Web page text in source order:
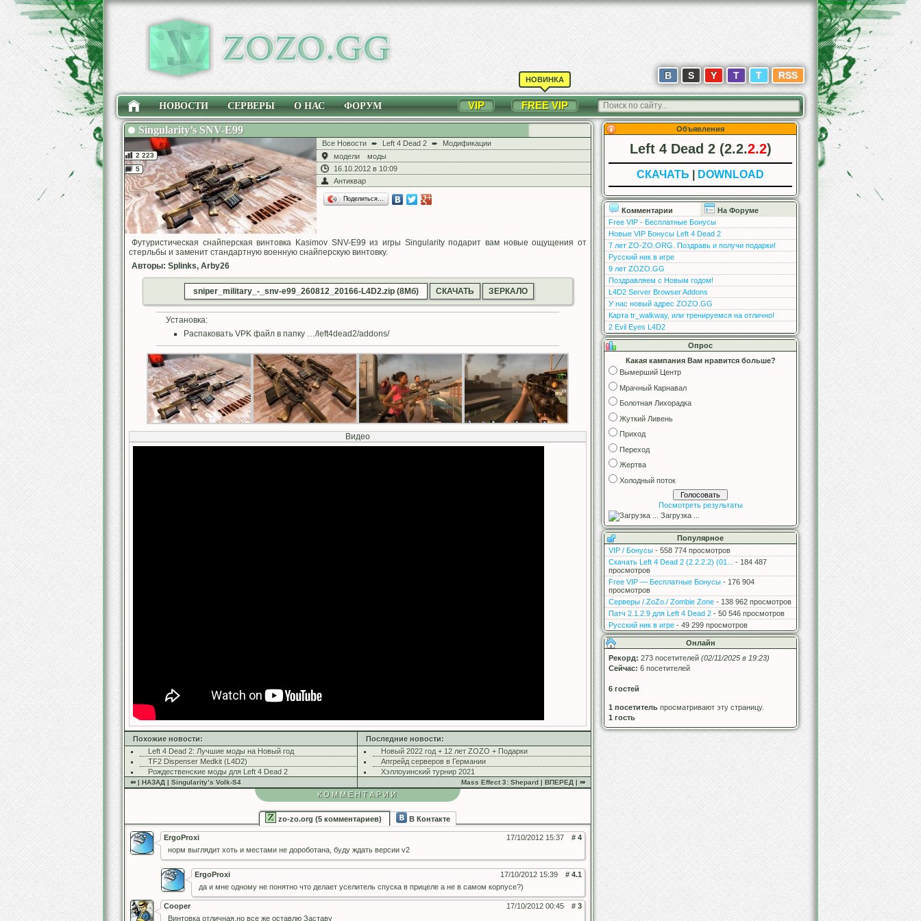
В S Y T T RSS
НОВОСТИ СЕРВЕРЫ О НАС ФОРУМ FREE VIP
НОВИНКА
VIP
Singularity’s SNV-E99
Все Новости ➨ Left 4 Dead 2 ➨
Модификации
модели
моды
16.10.2012 в 10:09
Антиквар
Поделиться…
Футуристическая снайперская винтовка Kasimov SNV-E99 из игры Singularity подарит вам новые ощущения от
стерльбы и заменит стандартную военную снайперскую винтовку.
Авторы: Splinks, Arby26
sniper_military_-_snv-e99_260812_20166-L4D2.zip (8Мб) СКАЧАТЬ ЗЕРКАЛО
Установка:
Распаковать VPK файл в папку …/left4dead2/addons/
Видео
2 223
5
Похожие новости:
Left 4 Dead 2: Лучшие моды на Новый год
TF2 Dispenser Medkit (L4D2)
Рождественские моды для Left 4 Dead 2
Последние новости:
Новый 2022 год + 12 лет ZOZO + Подарки
Апгрейд серверов в Германии
Хэллоуинский турнир 2021
⇚ | НАЗАД | Singularity’s Volk-S4 Mass Effect 3: Shepard | ВПЕРЕД | ⇛
КОММЕНТАРИИ
zo-zo.org (5 комментариев) В Контакте
ErgoProxi 17/10/2012 15:37
# 4
норм выглядит хоть и местами не дороботана, буду ждать версии v2
ErgoProxi 17/10/2012 15:39
# 4.1
да и мне одному не понятно что делает уселитель спуска в прицеле а не в самом корпусе?)
Cooper 17/10/2012 00:45
# 3
Винтовка отличная,но все же оставлю Заставу
Объявления
Left 4 Dead 2 (2.2.2.2)
СКАЧАТЬ DOWNLOAD
Комментарии
На Форуме
Free VIP - Бесплатные Бонусы
Новые VIP Бонусы Left 4 Dead 2
7 лет ZO-ZO.ORG. Поздравь и получи подарки!
Русский ник в игре
9 лет ZOZO.GG
Поздравляем с Новым годом!
L4D2 Server Browser Addons
У нас новый адрес ZOZO.GG
Карта tr_walkway, или тренируемся на отлично!
2 Evil Eyes L4D2
Опрос
Какая кампания Вам нравится больше?
Вымерший Центр
Мрачный Карнавал
Болотная Лихорадка
Жуткий Ливень
Приход
Переход
Жертва
Холодный поток
Посмотреть результаты
Загрузка ...
Популярное
VIP / Бонусы - 558 774 просмотров
Скачать Left 4 Dead 2 (2.2.2.2) (01...
- 184 487
просмотров
Free VIP — Бесплатные Бонусы - 176 904
просмотров
Серверы /.ZoZo./ Zombie Zone - 138 962 просмотров
Патч 2.1.2.9 для Left 4 Dead 2 - 50 546 просмотров
Русский ник в игре - 49 299 просмотров
Онлайн
Рекорд: 273 посетителей (02/11/2025 в 19:23)
Сейчас: 6 посетителей
6 гостей
1 посетитель просматривают эту страницу.
1 гость